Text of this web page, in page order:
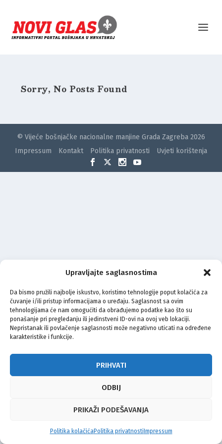
Upravljajte saglasnostima
Da bismo pružili najbolje iskustvo, koristimo tehnologije poput kolačića za
čuvanje i/ili pristup informacijama o uređaju. Saglasnost sa ovim
tehnologijama će nam omogućiti da obrađujemo podatke kao što su
ponašanje pri pregledanju ili jedinstveni ID-ovi na ovoj veb lokaciji.
Nepristanak ili povlačenje saglasnosti može negativno uticati na određene
karakteristike i funkcije.
PRIHVATI
ODBIJ
PRIKAŽI PODEŠAVANJA
Politika kolačićaPolitika privatnosti Impressum
Sorry, No Posts Found
© Vijeće bošnjačke nacionalne manjine Grada Zagreba 2026
Impressum
Kontakt Politika privatnosti Uvjeti korištenja